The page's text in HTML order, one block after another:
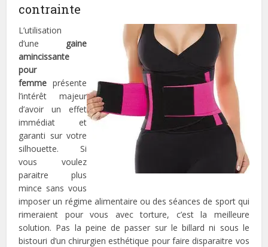
contrainte
L’utilisation
d’une gaine
amincissante
pour
femme présente
l’intérêt majeur
d’avoir un effet
immédiat et
garanti sur votre
silhouette. Si
vous voulez
paraitre plus
mince sans vous
imposer un régime alimentaire ou des séances de sport qui
rimeraient pour vous avec torture, c’est la meilleure
solution. Pas la peine de passer sur le billard ni sous le
bistouri d’un chirurgien esthétique pour faire disparaitre vos